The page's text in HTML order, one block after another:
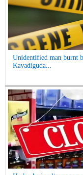
Unidentified man burnt
Kavadiguda...